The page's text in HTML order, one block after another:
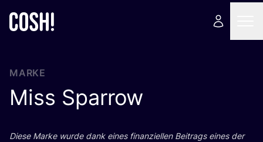
MARKE
Miss Sparrow
Die­se Mar­ke wur­de dank eines finan­zi­el­len Bei­trags eines der